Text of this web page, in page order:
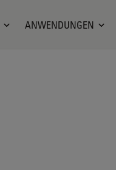
ANWENDUNGEN